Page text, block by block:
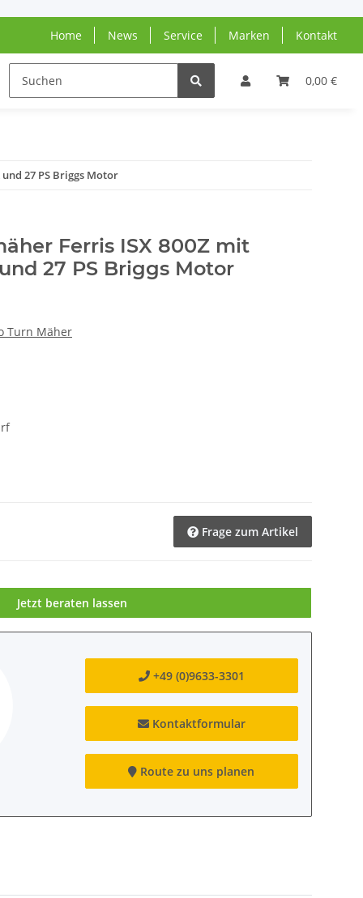
Home News Service Marken Kontakt
0,00 €
27 PS Briggs Motor
Ferris ISX 800Z mit
27 PS Briggs Motor
Turn Mäher
Frage zum Artikel
Jetzt beraten lassen
+49 (0)9633-3301
Kontaktformular
Route zu uns planen